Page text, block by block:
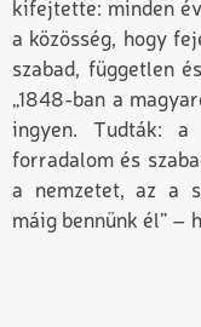
kifejtette: minden
a közösség, hogy
szabad, független
„1848-ban a
ingyen. Tudták:
forradalom és
a nemzetet, az a
máig bennünk él” –